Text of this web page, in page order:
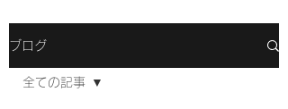
ブログ
全ての記事